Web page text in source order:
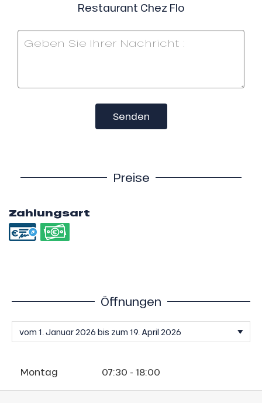
Restaurant Chez Flo
Senden
Preise
Zahlungsart
Öffnungen
Montag 07:30 - 18:00